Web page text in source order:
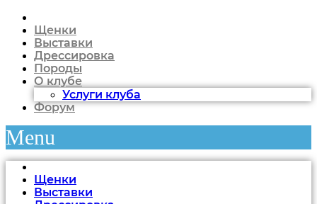
Щенки
Выставки
Дрессировка
Породы
О клубе
Услуги клуба
Форум
Menu
Щенки
Выставки